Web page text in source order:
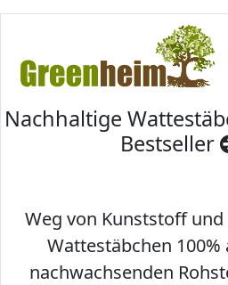
Nachhaltige
Bestseller
Weg von Kunststoff
Wattestäbchen
nachwachsenden